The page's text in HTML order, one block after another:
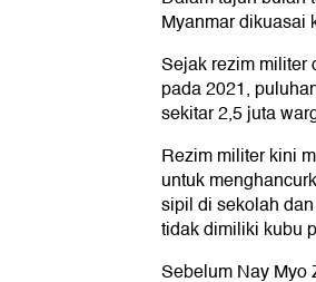
Myanmar dikuasai
Sejak rezim militer
pada 2021,
sekitar 2,5 juta
Rezim militer kini
untuk
sipil di sekolah
tidak dimiliki kubu
Sebelum Nay Myo